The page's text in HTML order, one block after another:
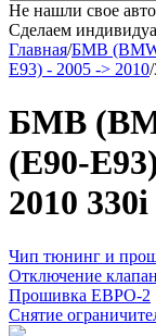
Не нашли свое
Сделаем
Главная/БМВ
E93) - 2005 -> 2010/
БМВ
(E90-
2010
Чип тюнинг и
Отключение
Прошивка ЕВРО-2
Снятие